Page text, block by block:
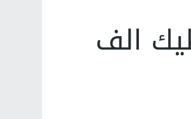
الف